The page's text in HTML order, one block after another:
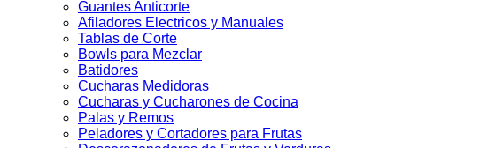
Guantes Anticorte
Afiladores Electricos y Manuales
Tablas de Corte
Bowls para Mezclar
Batidores
Cucharas Medidoras
Cucharas y Cucharones de Cocina
Palas y Remos
Peladores y Cortadores para Frutas